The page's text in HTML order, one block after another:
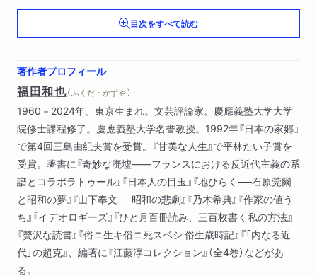
九月・碧
十一月・空の暗さ
一月・靴捨てる
二月・膝痛む
三月・無花果
四月・薔薇
五月・マロニエ
六月・龍舌蘭
七月・地唄
八月・舟歌
九月・冷房
十月・玉砕
十一月
心も空に
目次をすべて読む
著作者プロフィール
福田和也（ ふくだ・かずや ）
1960－2024年、東京生まれ。文芸評論家。慶應義塾大学大学
院修士課程修了。慶應義塾大学名誉教授。1992年『日本の家郷』
で第4回三島由紀夫賞を受賞。『甘美な人生』で平林たい子賞を
受賞。著書に『奇妙な廃墟――フランスにおける反近代主義の系
譜とコラボラトゥール』『日本人の目玉』『地ひらく──石原莞爾
と昭和の夢』『山下奉文──昭和の悲劇』『乃木希典』『作家の値う
ち』『イデオロギーズ』『ひと月百冊読み、三百枚書く私の方法』
『贅沢な読書』『俗ニ生キ俗ニ死スベシ 俗生歳時記』『「内なる近
代」の超克』、編著に『江藤淳コレクション』（全4巻）などがあ
る。